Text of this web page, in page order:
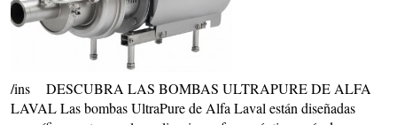
/ins DESCUBRA LAS BOMBAS ULTRAPURE DE ALFA
LAVAL Las bombas UltraPure de Alfa Laval están diseñadas